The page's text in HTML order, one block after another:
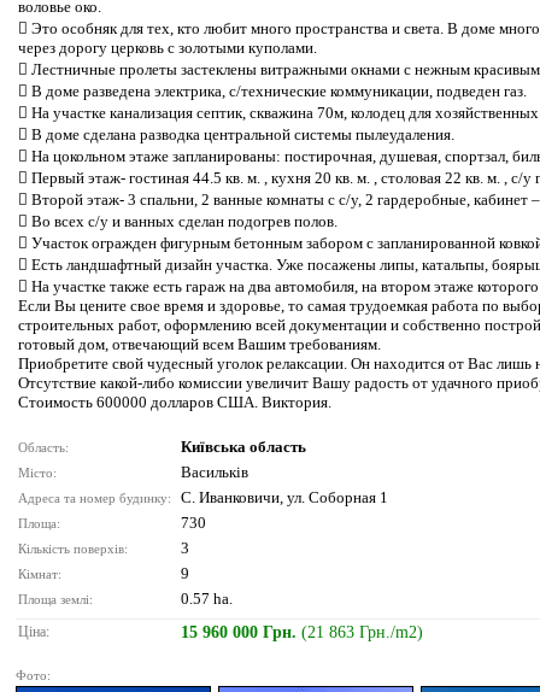
воловье око.
 Это особняк для тех, кто любит много пространства и света. В доме
через дорогу церковь с золотыми куполами.
 Лестничные пролеты застеклены витражными окнами с нежным
 В доме разведена электрика, с/технические коммуникации, подведен газ.
 На участке канализация септик, скважина 70м, колодец для
 В доме сделана разводка центральной системы пылеудаления.
 На цокольном этаже запланированы: постирочная, душевая, спортзал,
 Первый этаж- гостиная 44.5 кв. м. , кухня 20 кв. м. , столовая 22 кв. м. , с/
 Второй этаж- 3 спальни, 2 ванные комнаты с с/у, 2 гардеробные, кабинет
 Во всех с/у и ванных сделан подогрев полов.
 Участок огражден фигурным бетонным забором с запланированной
 Есть ландшафтный дизайн участка. Уже посажены липы, катальпы,
 На участке также есть гараж на два автомобиля, на втором этаже
Если Вы цените свое время и здоровье, то самая трудоемкая работа по
строительных работ, оформлению всей документации и собственно
готовый дом, отвечающий всем Вашим требованиям.
Приобретите свой чудесный уголок релаксации. Он находится от Вас лишь
Отсутствие какой-либо комиссии увеличит Вашу радость от удачного
Стоимость 600000 долларов США. Виктория.
Область: Київська область
Місто: Васильків
Адреса та номер будинку: С. Иванковичи, ул. Соборная 1
Площа: 730
Кількість поверхів: 3
Кімнат: 9
Площа землі: 0.57 ha.
Ціна: 15 960 000 Грн. (21 863 Грн./m2)
Фото: